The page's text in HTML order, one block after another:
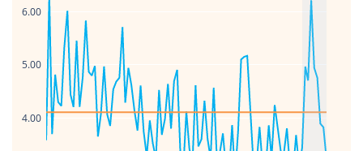
4.00
5.00
6.00